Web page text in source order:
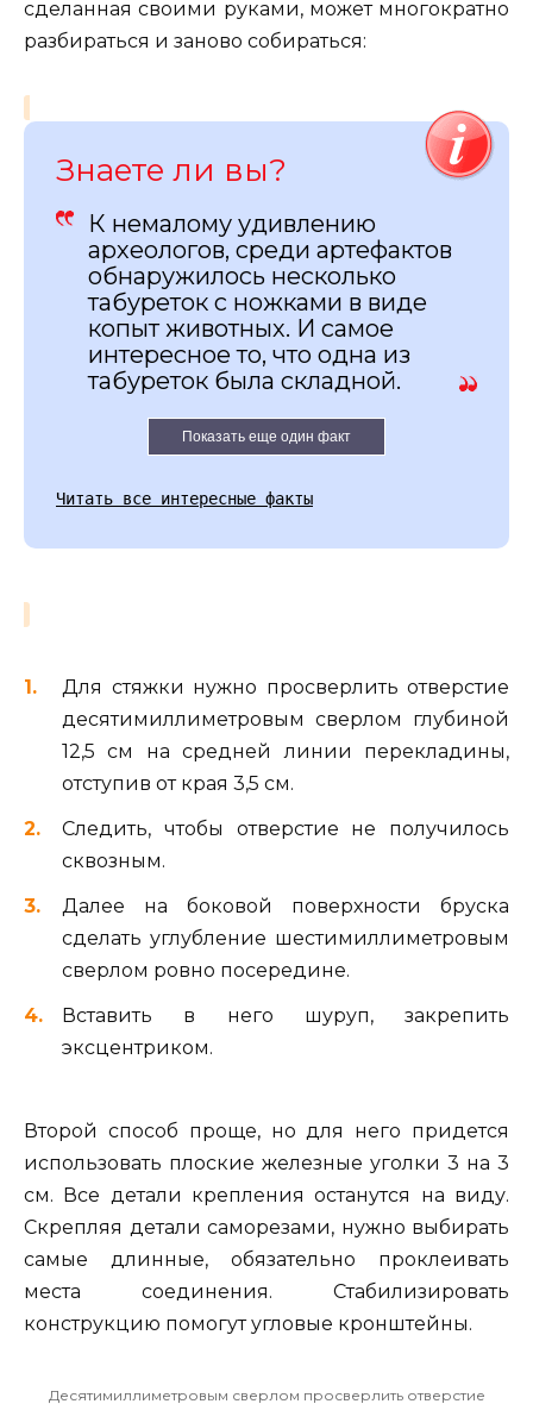
сделанная своими руками, может многократно
разбираться и заново собираться:
Знаете ли вы?
К немалому удивлению
археологов, среди артефактов
обнаружилось несколько
табуреток с ножками в виде
копыт животных. И самое
интересное то, что одна из
табуреток была складной.
Показать еще один факт
Читать все интересные факты
Для стяжки нужно просверлить отверстие
десятимиллиметровым сверлом глубиной
12,5 см на средней линии перекладины,
отступив от края 3,5 см.
Следить, чтобы отверстие не получилось
сквозным.
Далее на боковой поверхности бруска
сделать углубление шестимиллиметровым
сверлом ровно посередине.
Вставить в него шуруп, закрепить
эксцентриком.
Второй способ проще, но для него придется
использовать плоские железные уголки 3 на 3
см. Все детали крепления останутся на виду.
Скрепляя детали саморезами, нужно выбирать
самые длинные, обязательно проклеивать
места соединения. Стабилизировать
конструкцию помогут угловые кронштейны.
Десятимиллиметровым сверлом просверлить отверстие